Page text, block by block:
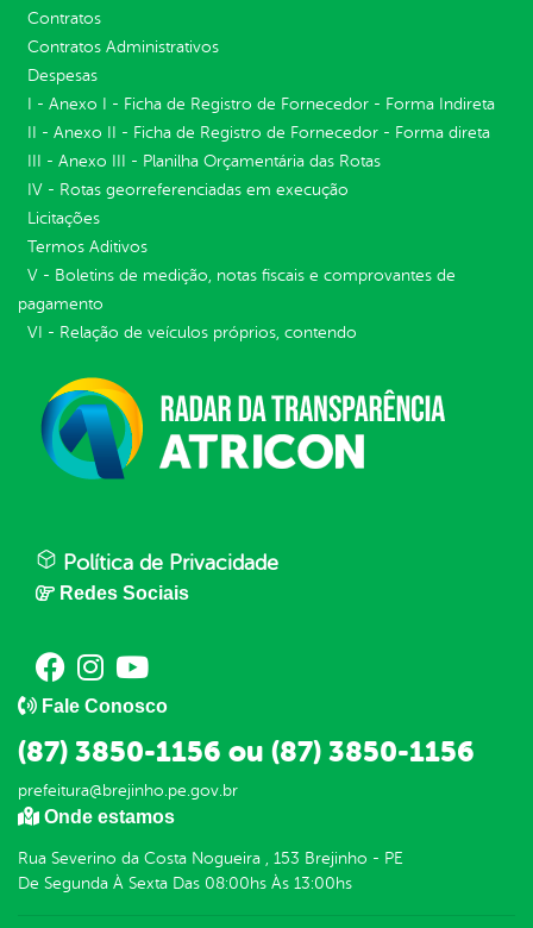
Contratos
Contratos Administrativos
Despesas
I - Anexo I - Ficha de Registro de Fornecedor - Forma Indireta
II - Anexo II - Ficha de Registro de Fornecedor - Forma direta
III - Anexo III - Planilha Orçamentária das Rotas
IV - Rotas georreferenciadas em execução
Licitações
Termos Aditivos
V - Boletins de medição, notas fiscais e comprovantes de
pagamento
VI - Relação de veículos próprios, contendo
Política de Privacidade
Redes Sociais
Fale Conosco
(87) 3850-1156 ou (87) 3850-1156
prefeitura@brejinho.pe.gov.br
Onde estamos
Rua Severino da Costa Nogueira , 153 Brejinho - PE
De Segunda À Sexta Das 08:00hs Às 13:00hs